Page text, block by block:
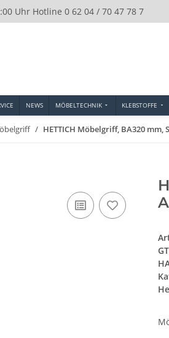
Uhr Hotline 0 62 04 / 70 47 78 7
NEWS MÖBELTECHNIK KLEBSTOFFE
HETTICH Möbelgriff, BA320